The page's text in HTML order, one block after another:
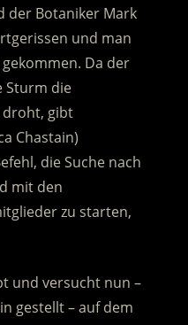
der Botaniker Mark
und man
Da der
Sturm die
droht, gibt
Chastain)
die Suche nach
mit den
zu starten,
und versucht nun –
gestellt – auf dem